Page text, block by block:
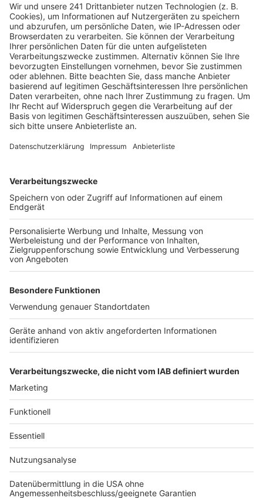
bewusstlosen Mann gemeinsam mit weiteren Zeugen
aus dem Wagen. Er leitete umgehend
Wiederbelebungsmaßnahmen ein, noch bevor die
alarmierten Rettungskräfte eintrafen.
Als der angeforderte Rettungshubschrauber die
Unfallstelle erreichten, war der Zustand des Mannes
bereits stabilisiert. Er wurde zur weiteren Behandlung
in ein Krankenhaus gebracht und befindet sich nach
aktuellen Informationen weiterhin in einem stabilen
Zustand. Der Einsatz hatte erhebliche Auswirkungen
komplett gesperrt werden. Autofahrer standen
dadurch rund eine Stunde im Rückstau, bevor die
Fahrbahn wieder freigegeben werden konnte.
Anzeige
Anzeige
Razzia gegen Hells Angels in NRW
Hürth: Kein Ampelblitzer nach tödlichem Unfall
Köln plant neue Regeln für Millionen-Investitionen
Anzeige
Anzeige